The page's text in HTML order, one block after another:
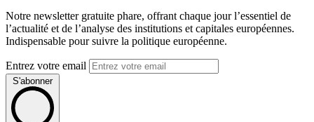
Notre newsletter gratuite phare, offrant chaque jour l’essentiel de
l’actualité et de l’analyse des institutions et capitales européennes.
Indispensable pour suivre la politique européenne.
Entrez votre email
S'abonner